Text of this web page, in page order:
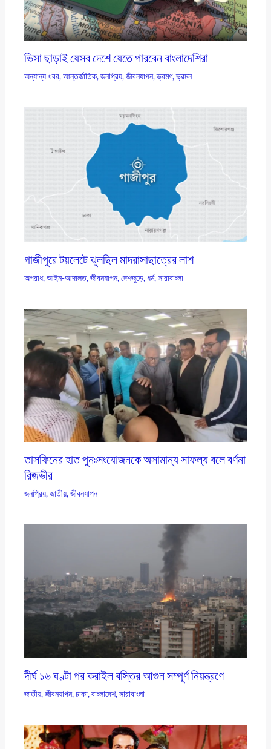
ভিসা ছাড়াই যেসব দেশে যেতে পারবেন বাংলাদেশিরা
অন্যান্য খবর,আন্তর্জাতিক,জনপ্রিয়,জীবনযাপন,ভ্রমণ,ভ্রমন
গাজীপুরে টয়লেটে ঝুলছিল মাদরাসাছাত্রের লাশ
অপরাধ,আইন-আদালত,জীবনযাপন,দেশজুড়ে, ধর্ম,সারাবাংলা
তাসফিনের হাত পুনঃসংযোজনকে অসামান্য সাফল্য বলে বর্ণনা
রিজভীর
জনপ্রিয়,জাতীয়,জীবনযাপন
দীর্ঘ ১৬ ঘণ্টা পর করাইল বস্তির আগুন সম্পূর্ণ নিয়ন্ত্রণে
জাতীয়,জীবনযাপন,ঢাকা,বাংলাদেশ,সারাবাংলা